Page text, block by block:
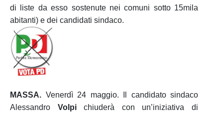
di liste da esso sostenute nei comuni sotto 15mila
abitanti) e dei candidati sindaco.
MASSA. Venerdì 24 maggio. Il candidato sindaco
Alessandro Volpichiuderà con un’iniziativa di